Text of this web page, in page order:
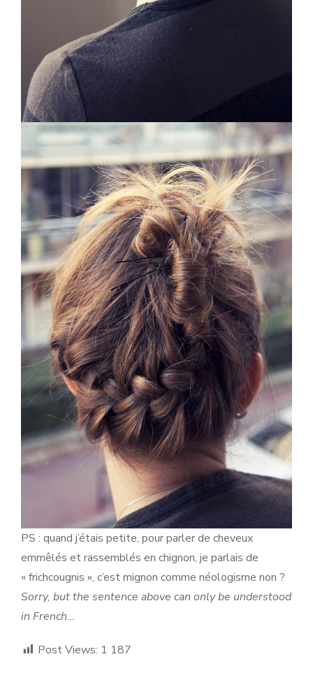
PS : quand j’étais petite, pour parler de cheveux
emmêlés et rassemblés en chignon, je parlais de
« frichcougnis », c’est mignon comme néologisme non ?
Sorry, but the sentence above can only be understood
in French…
Post Views: 1 187